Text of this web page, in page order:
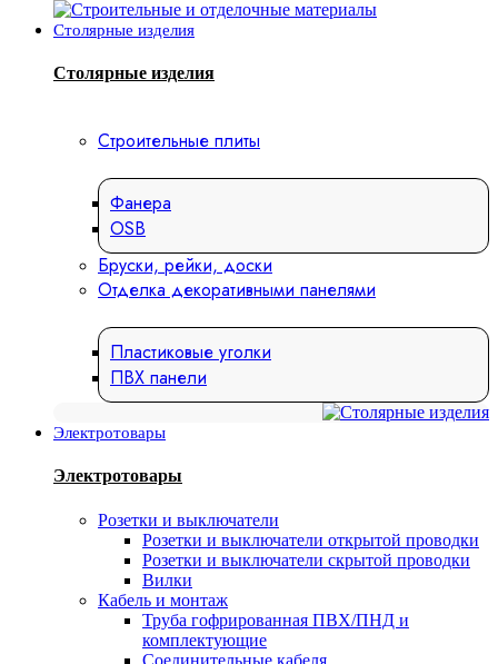
Столярные изделия
Столярные изделия
Строительные плиты
Фанера
OSB
Бруски, рейки, доски
Отделка декоративными панелями
Пластиковые уголки
ПВХ панели
Электротовары
Электротовары
Розетки и выключатели
Розетки и выключатели открытой проводки
Розетки и выключатели скрытой проводки
Вилки
Кабель и монтаж
Труба гофрированная ПВХ/ПНД и
комплектующие
Соединительные кабеля